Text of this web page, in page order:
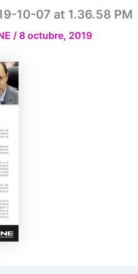
10-07 at 1.36.58 PM
/ 8 octubre, 2019